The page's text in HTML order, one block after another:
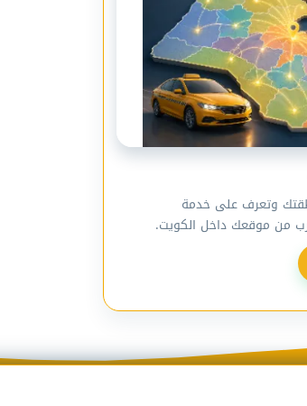
وتعرف على خدمة
من موقعك داخل الكويت.